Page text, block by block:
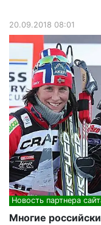
20.09.2018 08:01
Новость партнера
Многие